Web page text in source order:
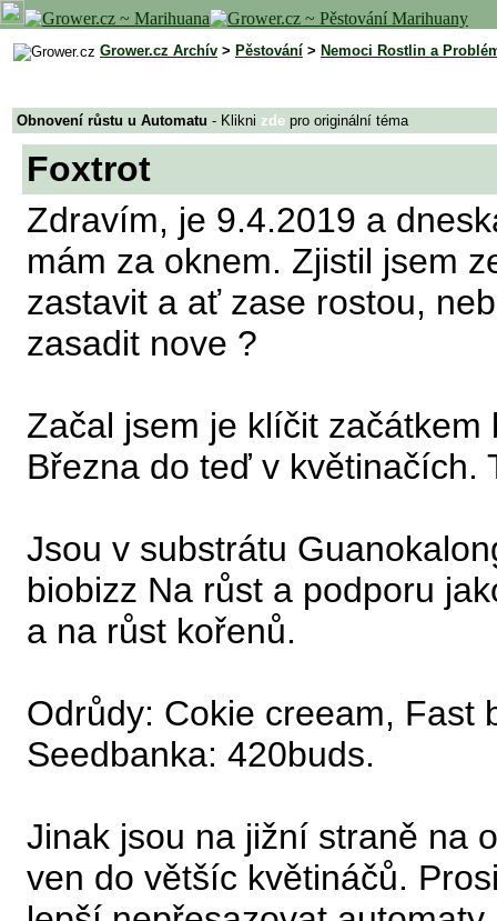
Grower.cz Archív > Pěstování > Nemoci Rostlin a
Obnovení růstu u Automatu - Klikni zde pro originální téma
Foxtrot
Zdravím, je 9.4.2019 a
mám za oknem. Zjistil jsem
zastavit a ať zase rostou,
zasadit nove ?
Začal jsem je klíčit
Března do teď v květinačích.
Jsou v substrátu
biobizz Na růst a podporu
a na růst kořenů.
Odrůdy: Cokie creeam, Fast
Seedbanka: 420buds.
Jinak jsou na jižní straně na
ven do většíc květináčů.